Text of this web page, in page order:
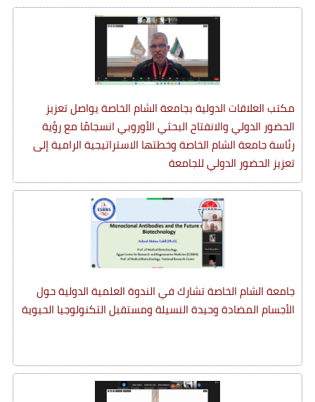
مكتب العلاقات الدولية بجامعة الشام الخاصة يواصل تعزيز
الحضور الدولي والانفتاح البحثي الأوروبي انسجامًا مع رؤية
رئاسة جامعة الشام الخاصة وخطتها الاستراتيجية الرامية إلى
تعزيز الحضور الدولي للجامعة
جامعة الشام الخاصة تشارك في الندوة العلمية الدولية حول
الأجسام المضادة وحيدة النسيلة ومستقبل التكنولوجيا الحيوية